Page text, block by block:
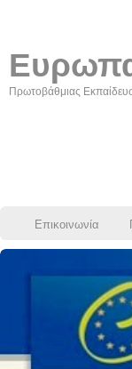
Πρωτοβάθμιας
Επικοινωνία